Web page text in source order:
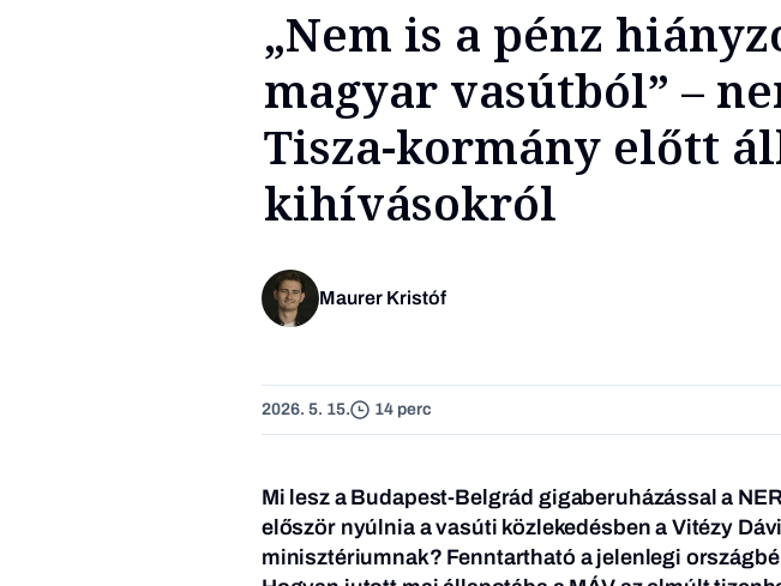
„Nem is a pénz
magyar vasútból” –
Tisza-kormány előtt
kihívásokról
Maurer Kristóf
2026. 5. 15. 14 perc
Mi lesz a Budapest-Belgrád gigaberuházással a
először nyúlnia a vasúti közlekedésben a Vitézy
minisztériumnak? Fenntartható a jelenlegi